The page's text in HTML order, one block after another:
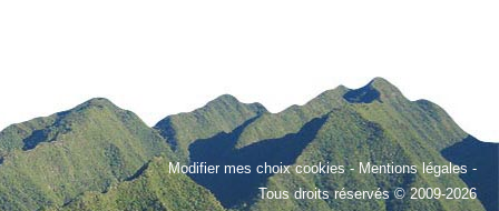
Modifier mes choix cookies-Mentions légales -
Tous droits réservés © 2009-2026